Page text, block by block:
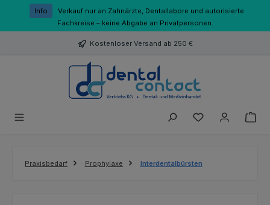
Zum Hauptinhalt springen
Info
Verkauf nur an Zahnärzte, Dentallabore und autorisierte
Fachkreise – keine Abgabe an Privatpersonen.
Kostenloser Versand ab 250 €
Du hast 0
Praxisbedarf Prophylaxe Interdentalbürsten